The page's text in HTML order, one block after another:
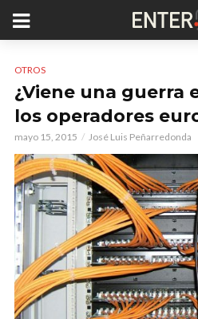
OTROS
¿Viene una guerra
los operadores
mayo 15, 2015 José Luis Peñarredonda